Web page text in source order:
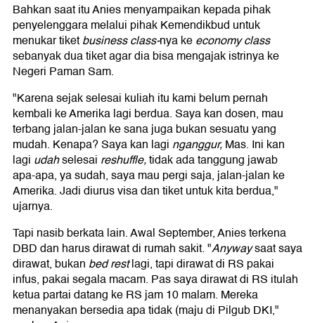
Bahkan saat itu Anies menyampaikan kepada pihak
penyelenggara melalui pihak Kemendikbud untuk
menukar tiketbusinessclass-nya keeconomy class
sebanyak dua tiket agar dia bisa mengajak istrinya ke
Negeri Paman Sam.
"Karena sejak selesai kuliah itu kami belum pernah
kembali ke Amerika lagi berdua. Saya kan dosen, mau
terbang jalan-jalan ke sana juga bukan sesuatu yang
mudah. Kenapa? Saya kan lagi nganggur,Mas. Ini kan
lagi udahselesai reshuffle,tidak ada tanggung jawab
apa-apa, ya sudah, saya mau pergi saja, jalan-jalan ke
Amerika. Jadi diurus visa dan tiket untuk kita berdua,"
ujarnya.
Tapi nasib berkata lain. Awal September, Anies terkena
DBD dan harus dirawat di rumah sakit. "Anywaysaat saya
dirawat, bukan bed restlagi, tapi dirawat di RS pakai
infus, pakai segala macam. Pas saya dirawat di RS itulah
ketua partai datang ke RS jam 10 malam. Mereka
menanyakan bersedia apa tidak (maju di Pilgub DKI,"